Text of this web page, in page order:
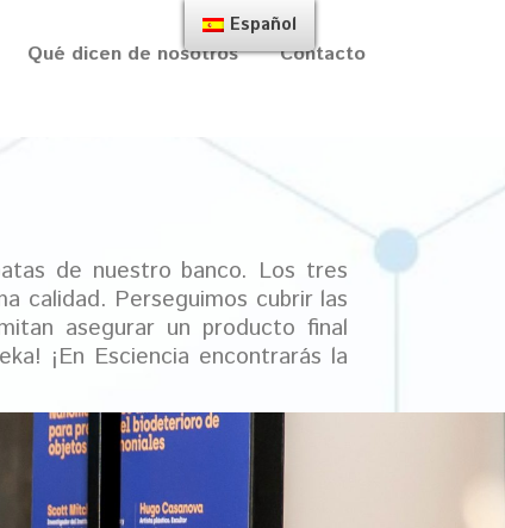
Qué dicen de nosotros Contacto
de nuestro banco. Los tres
calidad. Perseguimos cubrir las
asegurar un producto final
¡En Esciencia encontrarás la
Español